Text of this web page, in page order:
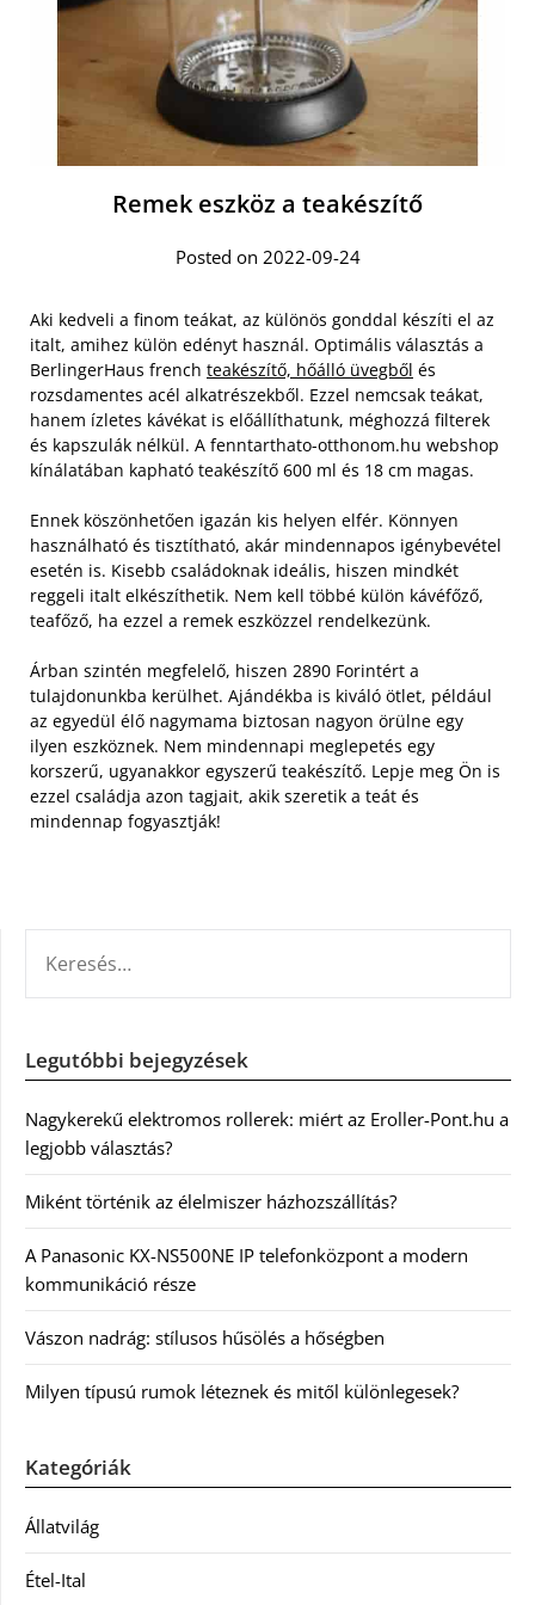
Remek eszköz a teakészítő
Posted on 2022-09-24
Aki kedveli a finom teákat, az különös gonddal készíti el az
italt, amihez külön edényt használ. Optimális választás a
BerlingerHaus french teakészítő, hőálló üvegből és
rozsdamentes acél alkatrészekből. Ezzel nemcsak teákat,
hanem ízletes kávékat is előállíthatunk, méghozzá filterek
és kapszulák nélkül. A fenntarthato-otthonom.hu webshop
kínálatában kapható teakészítő 600 ml és 18 cm magas.
Ennek köszönhetően igazán kis helyen elfér. Könnyen
használható és tisztítható, akár mindennapos igénybevétel
esetén is. Kisebb családoknak ideális, hiszen mindkét
reggeli italt elkészíthetik. Nem kell többé külön kávéfőző,
teafőző, ha ezzel a remek eszközzel rendelkezünk.
Árban szintén megfelelő, hiszen 2890 Forintért a
tulajdonunkba kerülhet. Ajándékba is kiváló ötlet, például
az egyedül élő nagymama biztosan nagyon örülne egy
ilyen eszköznek. Nem mindennapi meglepetés egy
korszerű, ugyanakkor egyszerű teakészítő. Lepje meg Ön is
ezzel családja azon tagjait, akik szeretik a teát és
mindennap fogyasztják!
Legutóbbi bejegyzések
Nagykerekű elektromos rollerek: miért az Eroller-Pont.hu a
legjobb választás?
Miként történik az élelmiszer házhozszállítás?
A Panasonic KX-NS500NE IP telefonközpont a modern
kommunikáció része
Vászon nadrág: stílusos hűsölés a hőségben
Milyen típusú rumok léteznek és mitől különlegesek?
Kategóriák
Állatvilág
Étel-Ital